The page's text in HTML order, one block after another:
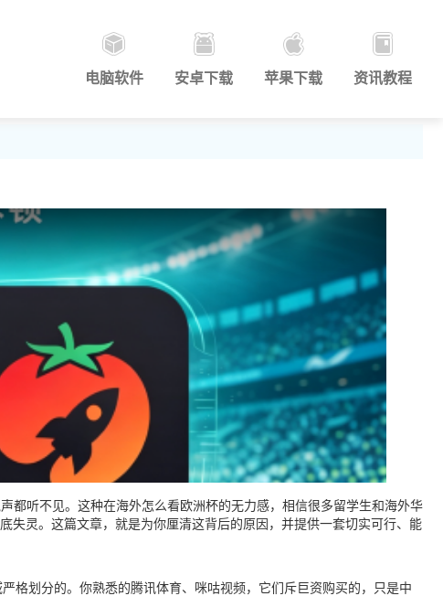
电脑软件 安卓下载 苹果下载 资讯教程
都听不见。这种在海外怎么看欧洲杯的无力感，相信很多留学生和海外华
灵。这篇文章，就是为你厘清这背后的原因，并提供一套切实可行、能
格划分的。你熟悉的腾讯体育、咪咕视频，它们斥巨资购买的，只是中